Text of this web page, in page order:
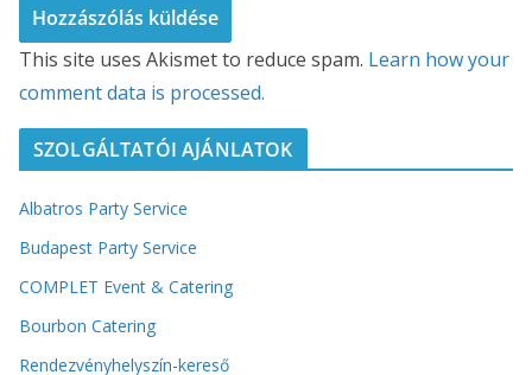
This site uses Akismet to reduce spam. Learn how your
comment data is processed.
SZOLGÁLTATÓI AJÁNLATOK
Albatros Party Service
Budapest Party Service
COMPLET Event & Catering
Bourbon Catering
Rendezvényhelyszín-kereső